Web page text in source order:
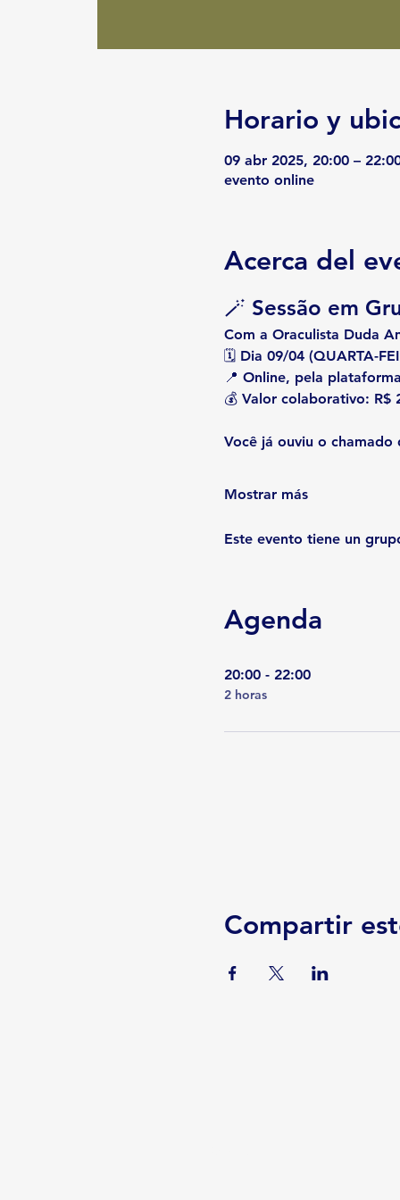
Horario y
09 abr 2025, 20:00 –
evento online
Acerca del
🪄 Sessão em
Com a Oraculista Duda
🗓 Dia 09/04 (QUARTA-
📍 Online, pela
💰 Valor colaborativo: R$
Você já ouviu o chamado
Mostrar más
Este evento tiene un
Agenda
20:00 - 22:00
2 horas
Compartir